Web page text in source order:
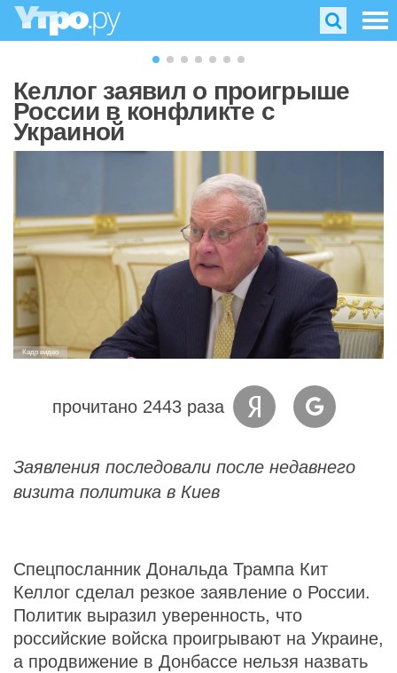
Келлог заявил о проигрыше
России в конфликте с
Украиной
Кадр видео
прочитано 2443 раза
Заявления последовали после недавнего
визита политика в Киев
Спецпосланник Дональда Трампа Кит
Келлог сделал резкое заявление о России.
Политик выразил уверенность, что
российские войска проигрывают на Украине,
а продвижение в Донбассе нельзя назвать